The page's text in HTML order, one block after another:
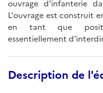
ouvrage d'infanterie
L'ouvrage est construit
en tant que
essentiellement
Description de